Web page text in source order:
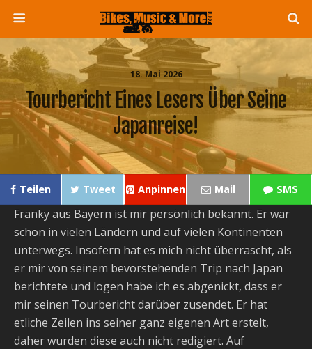
18. Mai 2026
Tourbericht Eines Lesers Über Seine
Japanreise!
Teilen Tweet Anpinnen Mail SMS
Franky aus Bayern ist mir persönlich bekannt. Er war
schon in vielen Ländern und auf vielen Kontinenten
unterwegs. Insofern hat es mich nicht überrascht, als
er mir von seinem bevorstehenden Trip nach Japan
berichtete und logen habe ich es abgenickt, dass er
mir seinen Tourbericht darüber zusendet. Er hat
etliche Zeilen ins seiner ganz eigenen Art erstelt,
daher wurden diese auch nicht redigiert. Auf